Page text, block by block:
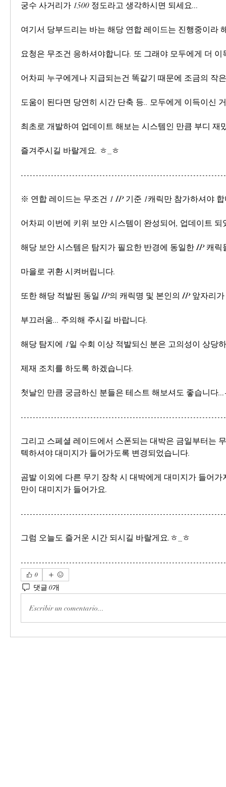
궁수 사거리가 1500 정도라고 생각하시면 되세요...
여기서 당부드리는 바는 해당 연합 레이드는 진행중이라
요청은 무조건 응하셔야합니다. 또 그래야 모두에게 더 이
어차피 누구에게나 지급되는건 똑같기 때문에 조금의 작
도움이 된다면 당연히 시간 단축 등.. 모두에게 이득이신
최초로 개발하여 업데이트 해보는 시스템인 만큼 부디 재
즐겨주시길 바랄게요. ㅎ_ㅎ
※ 연합 레이드는 무조건 1 IP 기준 1캐릭만 참가하셔야
어차피 이번에 키위 보안 시스템이 완성되어, 업데이트 되
해당 보안 시스템은 탐지가 필요한 반경에 동일한 IP 캐릭
마을로 귀환 시켜버립니다.
또한 해당 적발된 동일 IP의 캐릭명 및 본인의 IP 앞자리
부끄러움... 주의해 주시길 바랍니다.
해당 탐지에 1일 수회 이상 적발되신 분은 고의성이 상당
제재 조치를 하도록 하겠습니다.
첫날인 만큼 궁금하신 분들은 테스트 해보셔도 좋습니다
그리고 스페셜 레이드에서 스폰되는 대박은 금일부터는
텍하셔야 대미지가 들어가도록 변경되었습니다.
곰발 이외에 다른 무기 장착 시 대박에게 대미지가 들어
만이 대미지가 들어가요.
그럼 오늘도 즐거운 시간 되시길 바랄게요.ㅎ_ㅎ
0
댓글 0개
Escribir un comentario...